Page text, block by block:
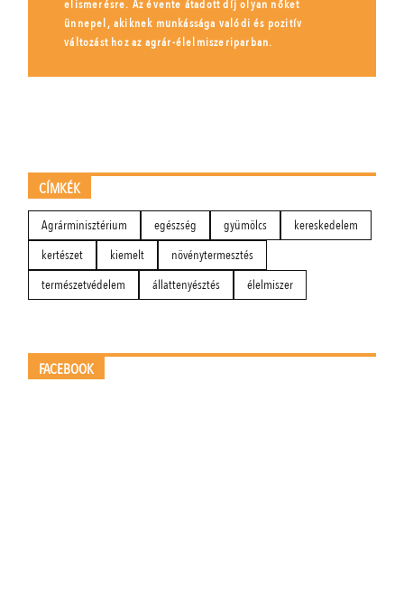
elismerésre. Az évente átadott díj olyan nőket
ünnepel, akiknek munkássága valódi és pozitív
változást hoz az agrár-élelmiszeriparban.
CÍMKÉK
Agrárminisztérium egészség gyümölcs
kereskedelem
kertészet
kiemelt
növénytermesztés
természetvédelem
állattenyésztés élelmiszer
FACEBOOK